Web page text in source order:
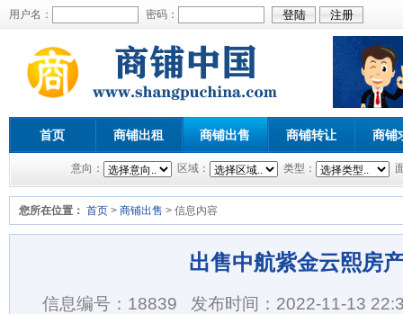
用户名： 密码：
首页 商铺出租 商铺出售 商铺转让 商铺
意向： 区域： 类型：
您所在位置： 首页 > 商铺出售 > 信息内容
出售中航紫金云熙房
信息编号：18839 发布时间：2022-11-13